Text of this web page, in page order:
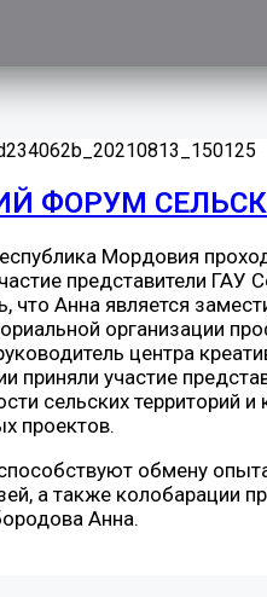
ФОРУМ
Мордовия
представители ГАУ
что Анна является
организации
центра
участие
сельских территорий
проектов.
обмену
а также колобарации
Анна.